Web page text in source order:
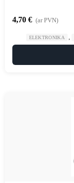
4,70 € (ar PVN)
ELEKTRONIKA